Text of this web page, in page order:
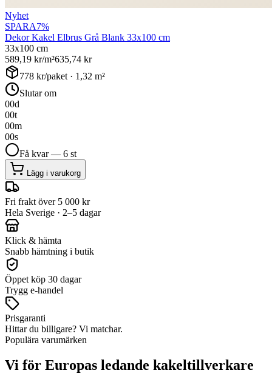
Nyhet
SPARA7%
Dekor Kakel Elbrus Grå Blank 33x100 cm
33x100 cm
589,19 kr/m²635,74 kr
778 kr/paket · 1,32 m²
Slutar om
00d
00t
00m
00s
Få kvar — 6 st
Lägg i varukorg
Fri frakt över 5 000 kr
Hela Sverige · 2–5 dagar
Klick & hämta
Snabb hämtning i butik
Öppet köp 30 dagar
Trygg e-handel
Prisgaranti
Hittar du billigare? Vi matchar.
Populära varumärken
Vi för Europas ledande kakeltillverkare